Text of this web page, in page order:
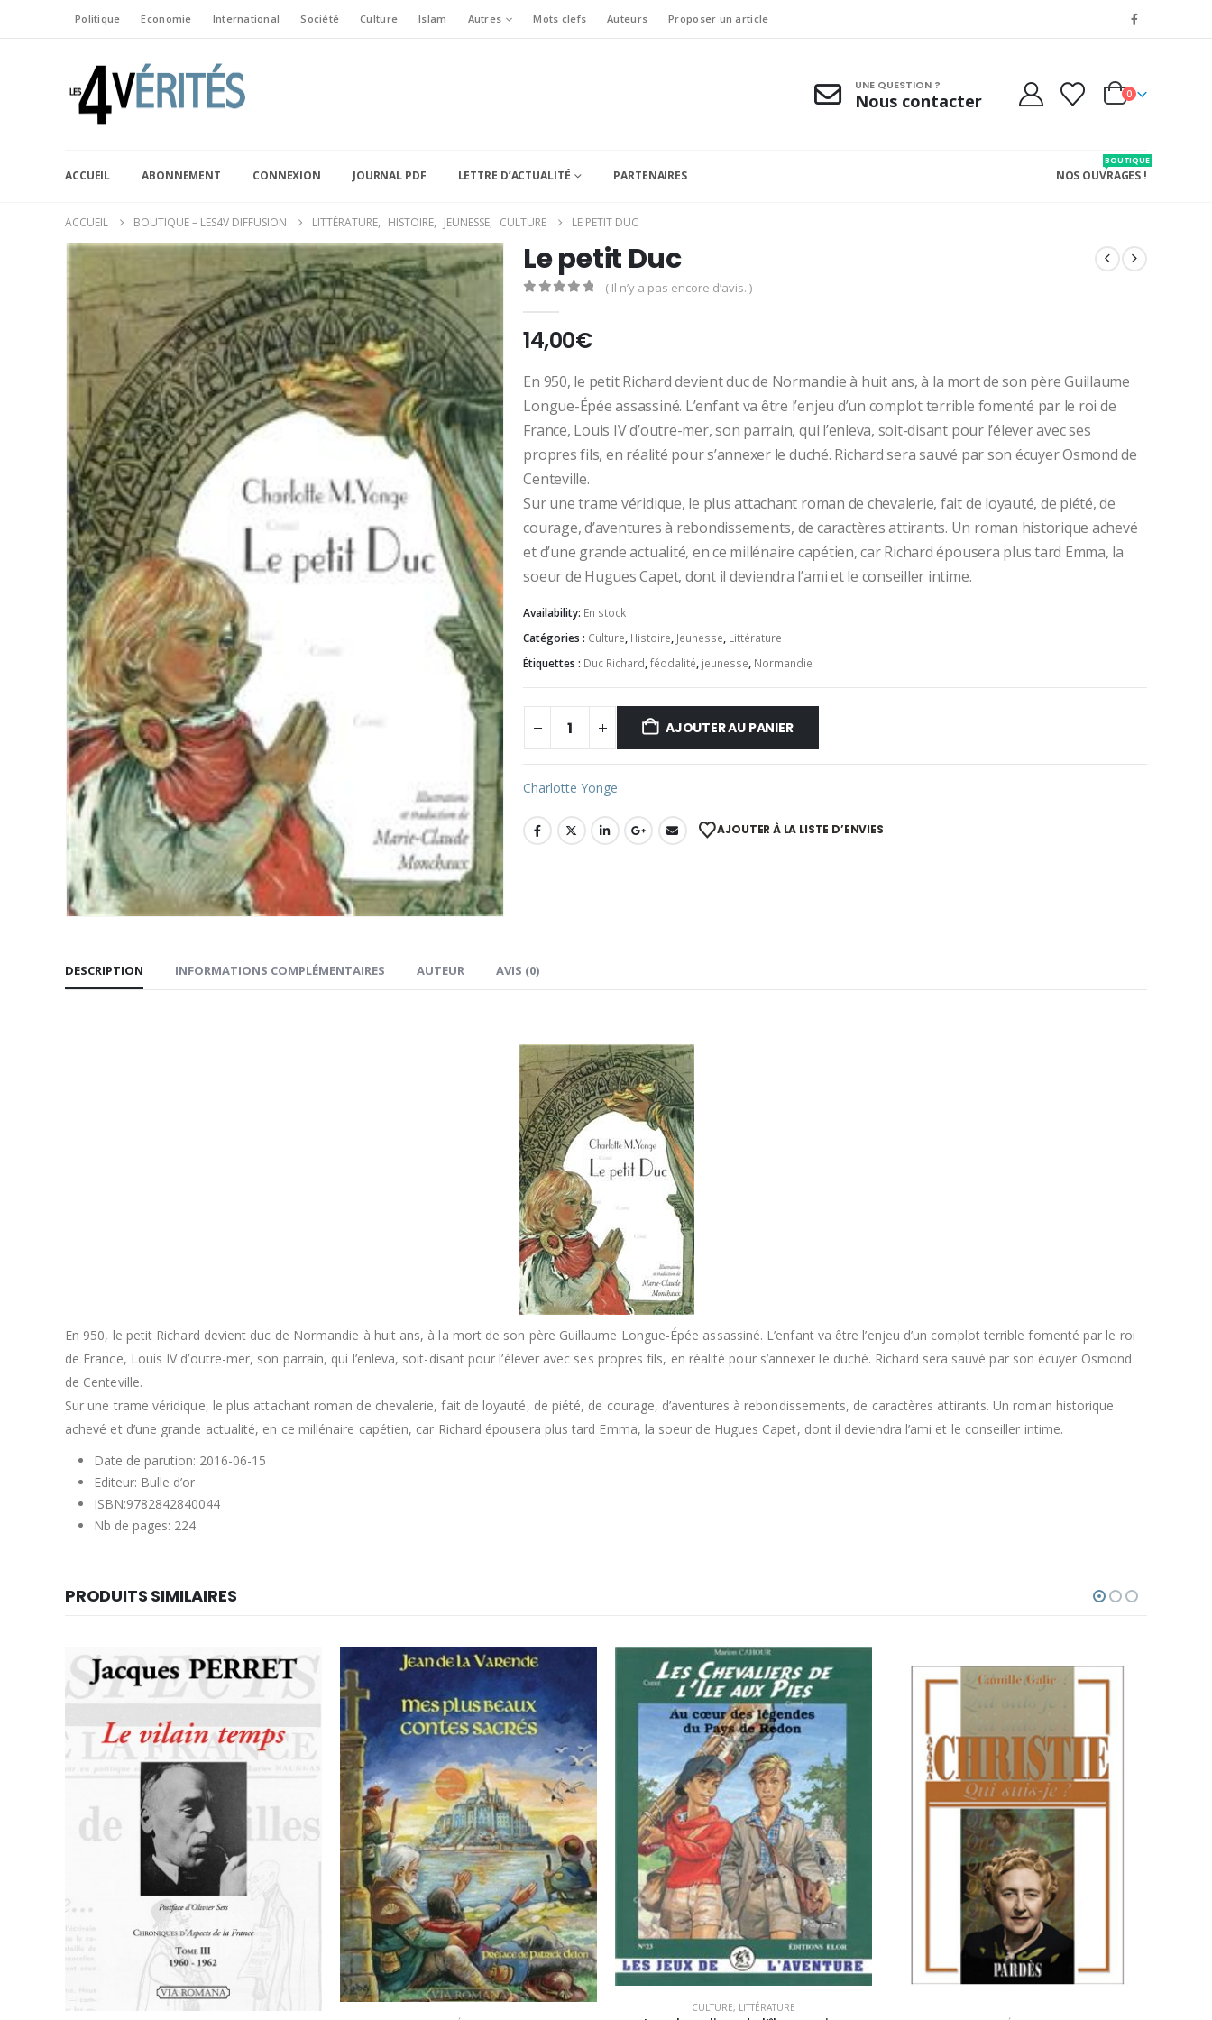
Politique Economie International Société Culture Islam Autres Mots clefs Auteurs Proposer un article
UNE QUESTION ?
Nous contacter 0
ACCUEIL ABONNEMENT CONNEXION JOURNAL PDF LETTRE D’ACTUALITÉ PARTENAIRES NOS OUVRAGES !
BOUTIQUE
ACCUEIL BOUTIQUE – LES4V DIFFUSION LITTÉRATURE, HISTOIRE, JEUNESSE, CULTURE LE PETIT DUC
Le petit Duc
( Il n’y a pas encore d’avis. )
14,00€
En 950, le petit Richard devient duc de Normandie à huit ans, à la mort de son père Guillaume
Longue-Épée assassiné. L’enfant va être l’enjeu d’un complot terrible fomenté par le roi de
France, Louis IV d’outre-mer, son parrain, qui l’enleva, soit-disant pour l’élever avec ses
propres fils, en réalité pour s’annexer le duché. Richard sera sauvé par son écuyer Osmond de
Centeville.
Sur une trame véridique, le plus attachant roman de chevalerie, fait de loyauté, de piété, de
courage, d’aventures à rebondissements, de caractères attirants. Un roman historique achevé
et d’une grande actualité, en ce millénaire capétien, car Richard épousera plus tard Emma, la
soeur de Hugues Capet, dont il deviendra l’ami et le conseiller intime.
Availability: En stock
Catégories : Culture, Histoire, Jeunesse, Littérature
Étiquettes : Duc Richard,féodalité, jeunesse, Normandie
AJOUTER AU PANIER
Charlotte Yonge
AJOUTER À LA LISTE D’ENVIES
DESCRIPTION INFORMATIONS COMPLÉMENTAIRES AUTEUR AVIS (0)
En 950, le petit Richard devient duc de Normandie à huit ans, à la mort de son père Guillaume Longue-Épée assassiné. L’enfant va être l’enjeu d’un complot terrible fomenté par le roi
de France, Louis IV d’outre-mer, son parrain, qui l’enleva, soit-disant pour l’élever avec ses propres fils, en réalité pour s’annexer le duché. Richard sera sauvé par son écuyer Osmond
de Centeville.
Sur une trame véridique, le plus attachant roman de chevalerie, fait de loyauté, de piété, de courage, d’aventures à rebondissements, de caractères attirants. Un roman historique
achevé et d’une grande actualité, en ce millénaire capétien, car Richard épousera plus tard Emma, la soeur de Hugues Capet, dont il deviendra l’ami et le conseiller intime.
Date de parution: 2016-06-15
Editeur: Bulle d’or
ISBN:9782842840044
Nb de pages: 224
PRODUITS SIMILAIRES
CULTURE, LITTÉRATURE